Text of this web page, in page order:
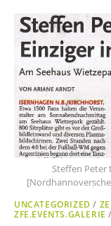
Steffen Peter
UNCATEGORIZED /
ZFE.EVENTS.GALERIE /